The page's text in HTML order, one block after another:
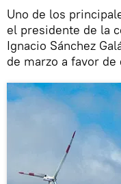
Uno de los
el presidente de la
Ignacio Sánchez
de marzo a favor